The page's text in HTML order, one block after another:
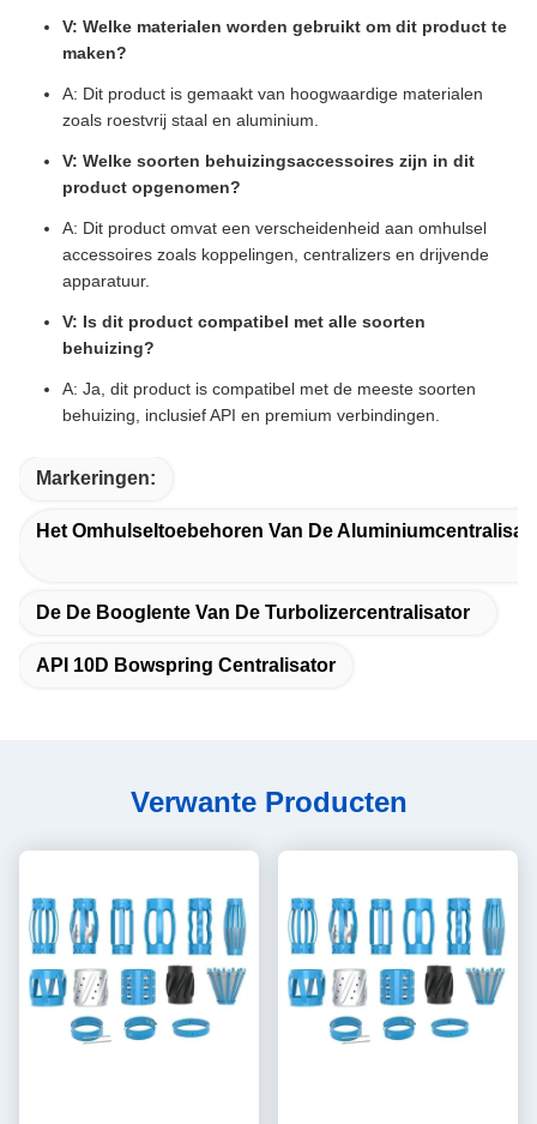
V: Welke materialen worden gebruikt om dit product te
maken?
A: Dit product is gemaakt van hoogwaardige materialen
zoals roestvrij staal en aluminium.
V: Welke soorten behuizingsaccessoires zijn in dit
product opgenomen?
A: Dit product omvat een verscheidenheid aan omhulsel
accessoires zoals koppelingen, centralizers en drijvende
apparatuur.
V: Is dit product compatibel met alle soorten
behuizing?
A: Ja, dit product is compatibel met de meeste soorten
behuizing, inclusief API en premium verbindingen.
Markeringen:
Het Omhulseltoebehoren Van De
De De Booglente Van De Turbolizercentralisator
API 10D Bowspring Centralisator
Verwante Producten